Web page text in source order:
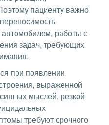
пациенту важно
автомобилем, работы с
задач, требующих
при появлении
выраженной
мыслей, резкой
требуют срочного